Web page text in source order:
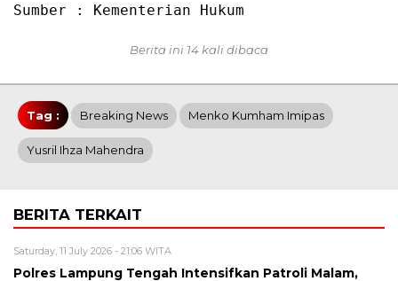
Sumber : Kementerian Hukum
Berita ini 14 kali dibaca
Tag : Breaking News Menko Kumham Imipas
Yusril Ihza Mahendra
BERITA TERKAIT
Saturday, 11 July 2026 - 21:06 WITA
Polres Lampung Tengah Intensifkan Patroli Malam,